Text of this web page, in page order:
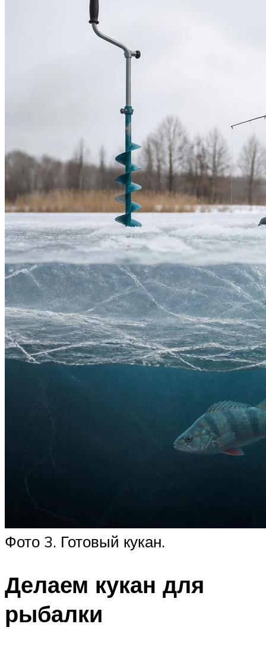
Фото 3. Готовый кукан.
Делаем кукан для
рыбалки